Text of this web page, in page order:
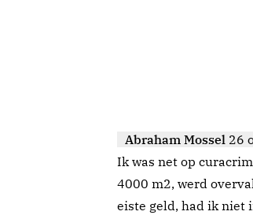
Abraham Mossel 26
Ik was net op
4000 m2, werd
eiste geld, had ik niet